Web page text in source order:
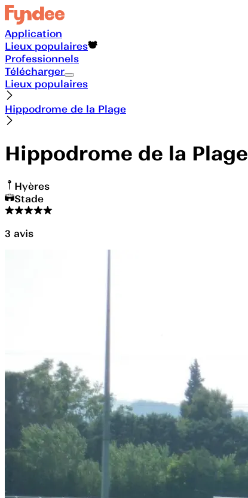
Application
Lieux populaires
Professionnels
Télécharger
Lieux populaires
Hippodrome de la Plage
Hippodrome de la Plage
Hyères
Stade
3 avis